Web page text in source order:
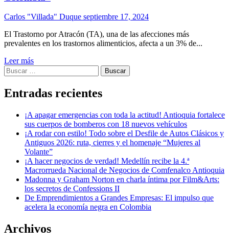
Carlos "Villada" Duque septiembre 17, 2024
El Trastorno por Atracón (TA), una de las afecciones más
prevalentes en los trastornos alimenticios, afecta a un 3% de...
Leer más
Buscar:
Entradas recientes
¡A apagar emergencias con toda la actitud! Antioquia fortalece
sus cuerpos de bomberos con 18 nuevos vehículos
¡A rodar con estilo! Todo sobre el Desfile de Autos Clásicos y
Antiguos 2026: ruta, cierres y el homenaje “Mujeres al
Volante”
¡A hacer negocios de verdad! Medellín recibe la 4.ª
Macrorrueda Nacional de Negocios de Comfenalco Antioquia
Madonna y Graham Norton en charla íntima por Film&Arts:
los secretos de Confessions II
De Emprendimientos a Grandes Empresas: El impulso que
acelera la economía negra en Colombia
Archivos